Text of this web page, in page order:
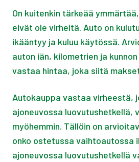
On kuitenkin tärkeää
eivät ole virheitä. Auto on
ikääntyy ja kuluu käytössä.
auton iän, kilometrien ja
vastaa hintaa, joka siitä
Autokauppa vastaa virheestä,
ajoneuvossa luovutushetkellä,
myöhemmin. Tällöin on
onko ostetussa vaihtoautossa
ajoneuvossa luovutushetkellä